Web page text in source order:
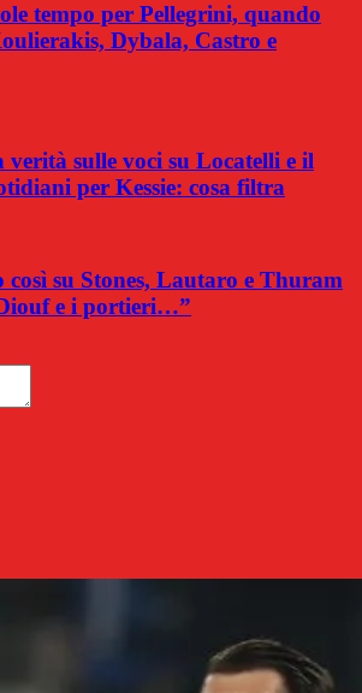
tempo per Pellegrini, quando
Dybala, Castro e
verità sulle voci su Locatelli e il
per Kessie: cosa filtra
su Stones, Lautaro e Thuram
e i portieri…”